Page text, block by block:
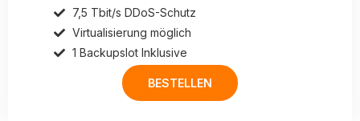
7,5 Tbit/s DDoS-Schutz
Virtualisierung möglich
1 Backupslot Inklusive
BESTELLEN